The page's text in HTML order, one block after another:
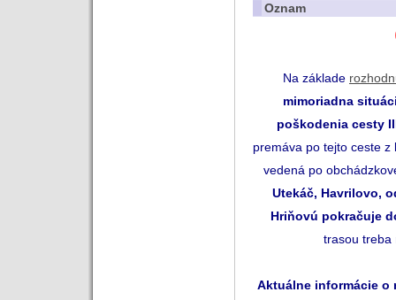
Oznam
Na základe
mimoriadna
poškodeniacesty
premáva po tejto ceste z
vedená po
Utekáč, Havrilovo,
Hriňovú pokračuje
trasou treba
Aktuálne informácie o